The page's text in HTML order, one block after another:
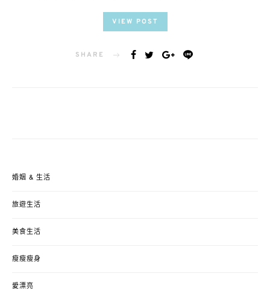
VIEW POST
SHARE
婚姻 & 生活
旅遊生活
美食生活
瘦瘦瘦身
愛漂亮